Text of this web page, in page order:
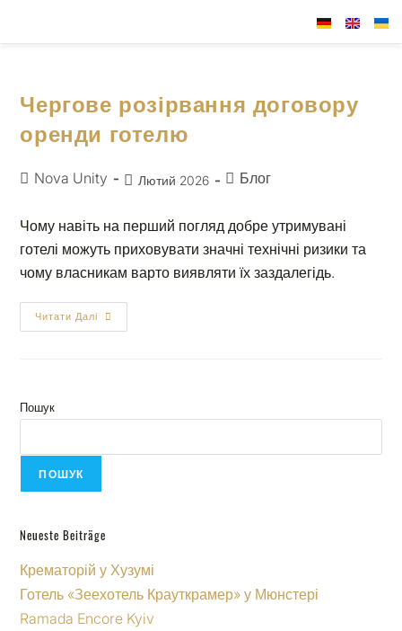
Чергове розірвання договору
оренди готелю
Nova Unity Лютий 2026 Блог
Чому навіть на перший погляд добре утримувані
готелі можуть приховувати значні технічні ризики та
чому власникам варто виявляти їх заздалегідь.
Читати Далі
Пошук
ПОШУК
Neueste Beiträge
Крематорій у Хузумі
Готель «Зеехотель Крауткрамер» у Мюнстері
Ramada Encore Kyiv